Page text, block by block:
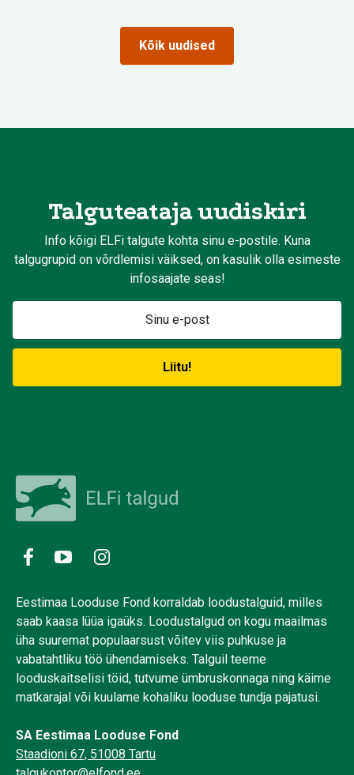
Kõik uudised
Talguteataja uudiskiri
Info kõigi ELFi talgute kohta sinu e-postile. Kuna
talgugrupid on võrdlemisi väiksed, on kasulik olla esimeste
infosaajate seas!
Eestimaa Looduse Fond korraldab loodustalguid, milles
saab kaasa lüüa igaüks. Loodustalgud on kogu maailmas
üha suuremat populaarsust võitev viis puhkuse ja
vabatahtliku töö ühendamiseks. Talguil teeme
looduskaitselisi töid, tutvume ümbruskonnaga ning käime
matkarajal või kuulame kohaliku looduse tundja pajatusi.
SA Eestimaa Looduse Fond
Staadioni 67, 51008 Tartu